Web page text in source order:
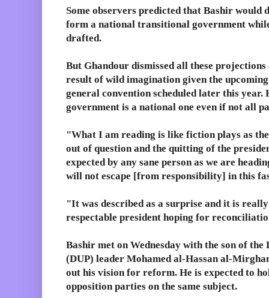
Some observers predicted that Bashir would
form a national transitional government
drafted.
But Ghandour dismissed all these
result of wild imagination given the
general convention scheduled later this
government is a national one even if not all
"What I am reading is like fiction plays as
out of question and the quitting of the
expected by any sane person as we are
will not escape [from responsibility] in this
"It was described as a surprise and it is
respectable president hoping for
Bashir met on Wednesday with the son of
(DUP) leader Mohamed al-Hassan al-
out his vision for reform. He is expected to
opposition parties on the same subject.